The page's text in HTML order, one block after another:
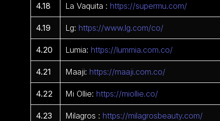
4.18 La Vaquita :https://supermu.com/
4.19 Lg:https://www.lg.com/co/
4.20 Lumia:https://lummia.com.co/
4.21 Maaji:https://maaji.com.co/
4.22 Mi Ollie:https://miollie.co/
4.23 Milagros :https://milagrosbeauty.com/